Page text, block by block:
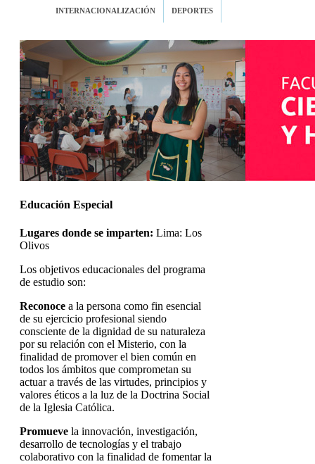
INTERNACIONALIZACIÓN DEPORTES
Educación Especial
Lugares donde se imparten: Lima: Los
Olivos
Los objetivos educacionales del programa
de estudio son:
Reconoce a la persona como fin esencial
de su ejercicio profesional siendo
consciente de la dignidad de su naturaleza
por su relación con el Misterio, con la
finalidad de promover el bien común en
todos los ámbitos que comprometan su
actuar a través de las virtudes, principios y
valores éticos a la luz de la Doctrina Social
de la Iglesia Católica.
Promueve la innovación, investigación,
desarrollo de tecnologías y el trabajo
colaborativo con la finalidad de fomentar la